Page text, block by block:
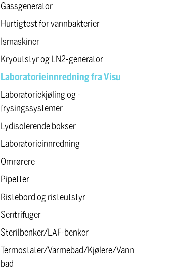
Gassgenerator
Hurtigtest for vannbakterier
Ismaskiner
Kryoutstyr og LN2-generator
Laboratorieinnredning fra Visu
Laboratoriekjøling og -
frysingssystemer
Lydisolerende bokser
Laboratorieinnredning
Omrørere
Pipetter
Ristebord og risteutstyr
Sentrifuger
Sterilbenker/LAF-benker
Termostater/Varmebad/Kjølere/Vann
bad